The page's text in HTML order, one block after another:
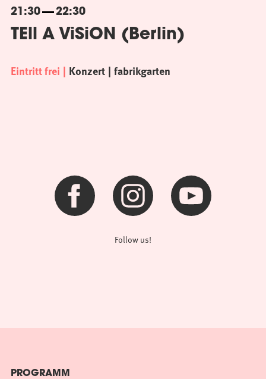
21:30 22:30
TEll A ViSiON (Berlin)
Eintritt frei Konzert fabrikgarten
Follow us!
PROGRAMM